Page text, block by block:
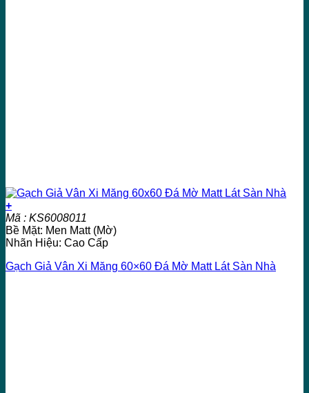
+
Mã : KS6008011
Bề Mặt: Men Matt (Mờ)
Nhãn Hiệu: Cao Cấp
Gạch Giả Vân Xi Măng 60×60 Đá Mờ Matt Lát Sàn Nhà